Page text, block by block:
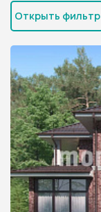
Открыть фильтр